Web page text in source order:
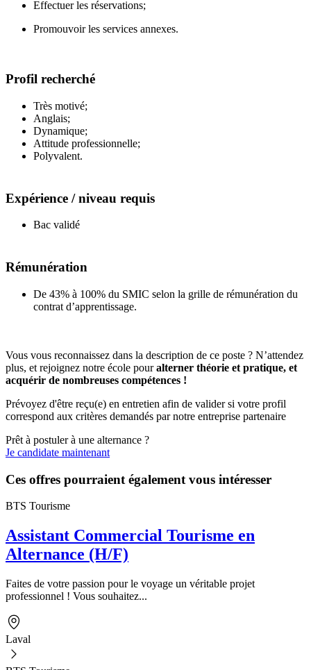
Effectuer les réservations;
Promouvoir les services annexes.
Profil recherché
Très motivé;
Anglais;
Dynamique;
Attitude professionnelle;
Polyvalent.
Expérience / niveau requis
Bac validé
Rémunération
De 43% à 100% du SMIC selon la grille de rémunération du
contrat d’apprentissage.
Vous vous reconnaissez dans la description de ce poste ? N’attendez
plus, et rejoignez notre école pouralterner théorie et pratique, et
acquérir de nombreuses compétences !
Prévoyez d'être reçu(e) en entretien afin de valider si votre profil
correspond aux critères demandés par notre entreprise partenaire
Prêt à postuler à une alternance ?
Je candidate maintenant
Ces offres pourraient également vous intéresser
BTS Tourisme
Assistant Commercial Tourisme en
Alternance (H/F)
Faites de votre passion pour le voyage un véritable projet
professionnel ! Vous souhaitez...
Laval